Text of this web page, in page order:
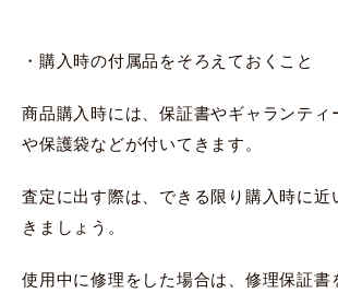
・購入時の付属品をそろえておくこと
商品購入時には、保証書やギャランティ
や保護袋などが付いてきます。
査定に出す際は、できる限り購入時に近
きましょう。
使用中に修理をした場合は、修理保証書